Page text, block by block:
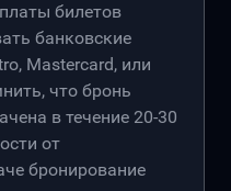
билетов
банковские
Mastercard, или
что бронь
в течение 20-30
от
бронирование